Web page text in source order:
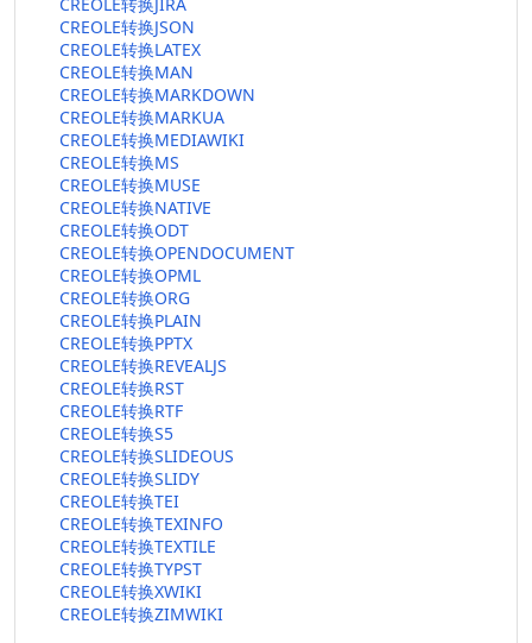
CREOLE转换JSON
CREOLE转换LATEX
CREOLE转换MAN
CREOLE转换MARKDOWN
CREOLE转换MARKUA
CREOLE转换MEDIAWIKI
CREOLE转换MS
CREOLE转换MUSE
CREOLE转换NATIVE
CREOLE转换ODT
CREOLE转换OPENDOCUMENT
CREOLE转换OPML
CREOLE转换ORG
CREOLE转换PLAIN
CREOLE转换PPTX
CREOLE转换REVEALJS
CREOLE转换RST
CREOLE转换RTF
CREOLE转换S5
CREOLE转换SLIDEOUS
CREOLE转换SLIDY
CREOLE转换TEI
CREOLE转换TEXINFO
CREOLE转换TEXTILE
CREOLE转换TYPST
CREOLE转换XWIKI
CREOLE转换ZIMWIKI